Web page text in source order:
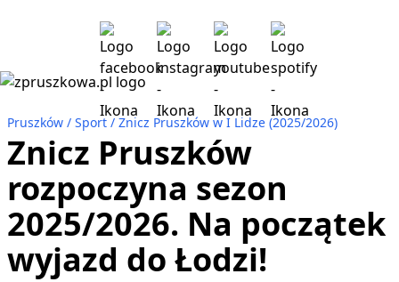
Pruszków Sport Znicz Pruszków w I Lidze (2025/2026)
Znicz Pruszków
rozpoczyna sezon
2025/2026. Na początek
wyjazd do Łodzi!